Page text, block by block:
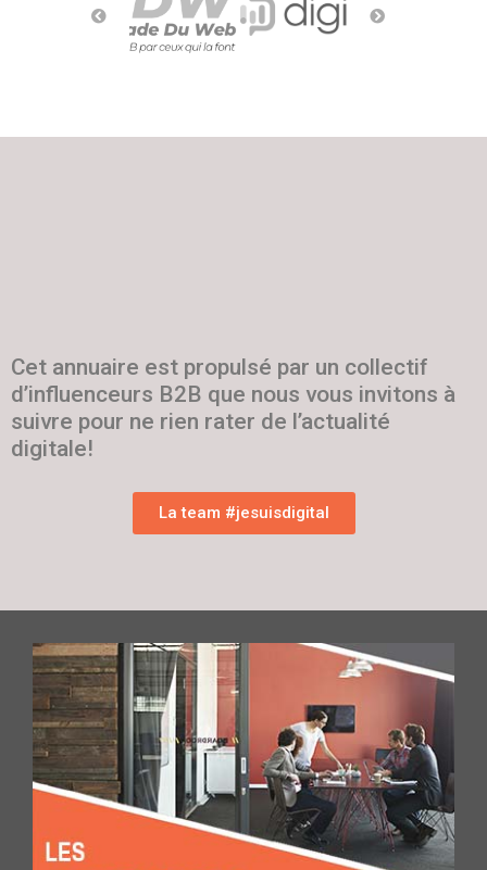
Cet annuaire est propulsé par un collectif
d’influenceurs B2B que nous vous invitons à
suivre pour ne rien rater de l’actualité
digitale!
La team #jesuisdigital